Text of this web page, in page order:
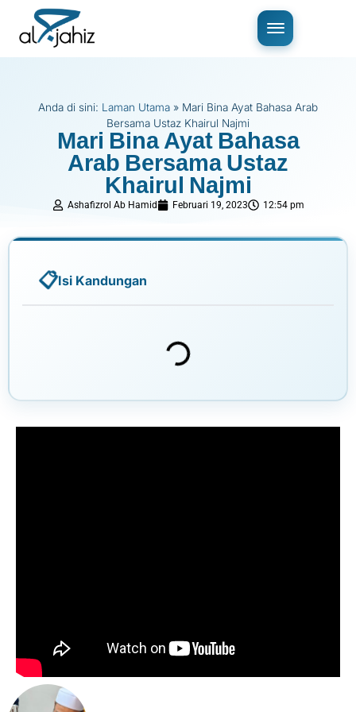
Anda di sini: Laman Utama » Mari Bina Ayat Bahasa Arab
Bersama Ustaz Khairul Najmi
Mari Bina Ayat Bahasa
Arab Bersama Ustaz
Khairul Najmi
Ashafizrol Ab Hamid Februari 19, 2023 12:54 pm
Isi Kandungan